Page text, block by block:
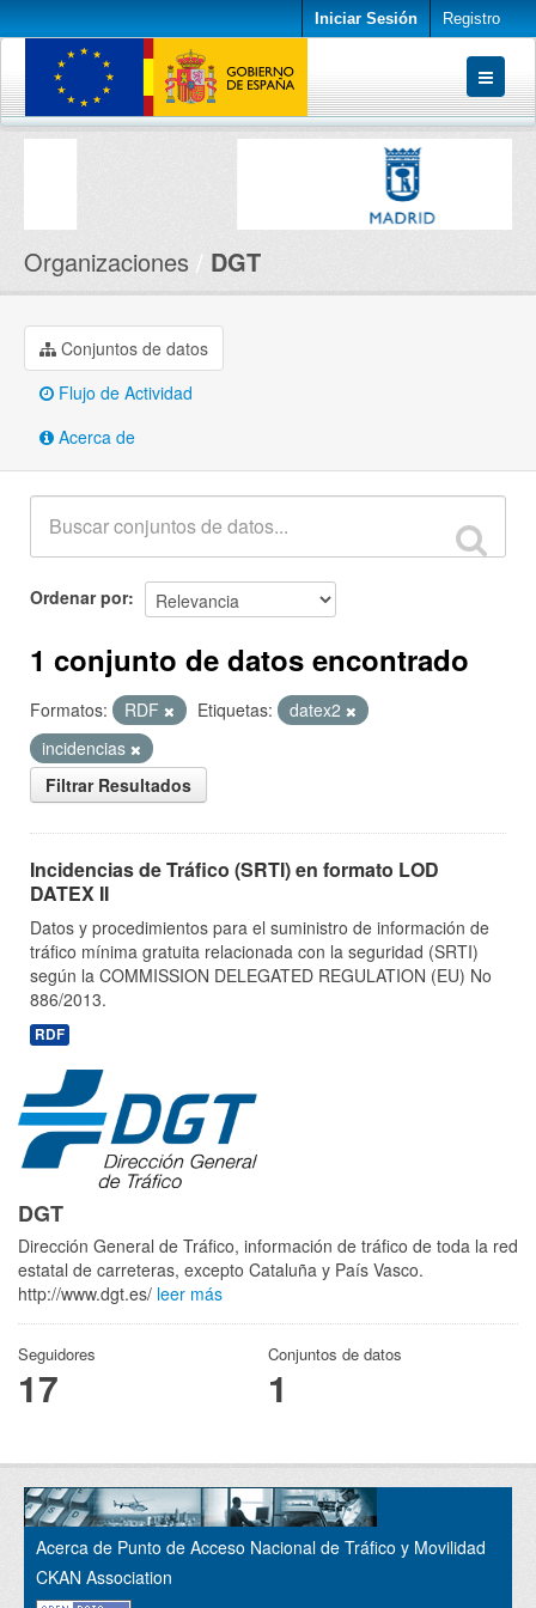
Iniciar Sesión Registro
Conjuntos de datos
Organizaciones DGT
Conjuntos de datos
Flujo de Actividad
Acerca de
Ordenar por
1 conjunto de datos encontrado
Formatos: RDF Etiquetas:
datex2
incidencias
Filtrar Resultados
Incidencias de Tráfico (SRTI) en formato LOD
DATEX II
Datos y procedimientos para el suministro de información de
tráfico mínima gratuita relacionada con la seguridad (SRTI)
según la COMMISSION DELEGATED REGULATION (EU) No
886/2013.
RDF
DGT
Dirección General de Tráfico, información de tráfico de toda la red
estatal de carreteras, excepto Cataluña y País Vasco.
http://www.dgt.es/ leer más
Seguidores
17
Conjuntos de datos
1
Acerca de Punto de Acceso Nacional de Tráfico y Movilidad
CKAN Association